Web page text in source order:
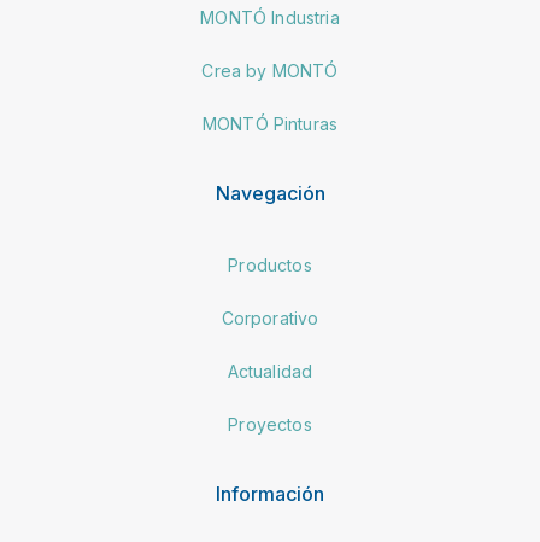
MONTÓ Industria
Crea by MONTÓ
MONTÓ Pinturas
Navegación
Productos
Corporativo
Actualidad
Proyectos
Información